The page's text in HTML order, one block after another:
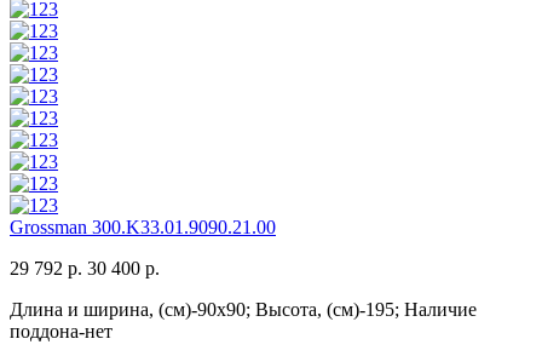
Grossman 300.K33.01.9090.21.00
29 792 р. 30 400 р.
Длина и ширина, (см)-90x90; Высота, (см)-195; Наличие
поддона-нет